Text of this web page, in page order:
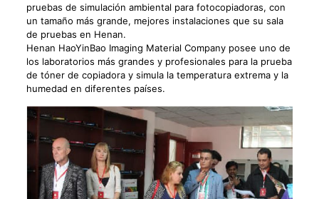
pruebas de simulación ambiental para fotocopiadoras, con
un tamaño más grande, mejores instalaciones que su sala
de pruebas en Henan.
Henan HaoYinBao Imaging Material Company posee uno de
los laboratorios más grandes y profesionales para la prueba
de tóner de copiadora y simula la temperatura extrema y la
humedad en diferentes países.